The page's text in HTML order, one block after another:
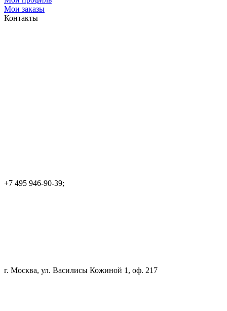
Мои заказы
Контакты
+7 495 946-90-39;
г. Москва, ул. Василисы Кожиной 1, оф. 217